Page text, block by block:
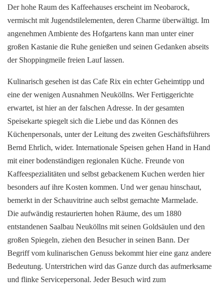
Der hohe Raum des Kaffeehauses erscheint im Neobarock,
vermischt mit Jugendstilelementen, deren Charme überwältigt. Im
angenehmen Ambiente des Hofgartens kann man unter einer
großen Kastanie die Ruhe genießen und seinen Gedanken abseits
der Shoppingmeile freien Lauf lassen.
Kulinarisch gesehen ist das Cafe Rix ein echter Geheimtipp und
eine der wenigen Ausnahmen Neuköllns. Wer Fertiggerichte
erwartet, ist hier an der falschen Adresse. In der gesamten
Speisekarte spiegelt sich die Liebe und das Können des
Küchenpersonals, unter der Leitung des zweiten Geschäftsführers
Bernd Ehrlich, wider. Internationale Speisen gehen Hand in Hand
mit einer bodenständigen regionalen Küche. Freunde von
Kaffeespezialitäten und selbst gebackenem Kuchen werden hier
besonders auf ihre Kosten kommen. Und wer genau hinschaut,
bemerkt in der Schauvitrine auch selbst gemachte Marmelade.
Die aufwändig restaurierten hohen Räume, des um 1880
entstandenen Saalbau Neuköllns mit seinen Goldsäulen und den
großen Spiegeln, ziehen den Besucher in seinen Bann. Der
Begriff vom kulinarischen Genuss bekommt hier eine ganz andere
Bedeutung. Unterstrichen wird das Ganze durch das aufmerksame
und flinke Servicepersonal. Jeder Besuch wird zum